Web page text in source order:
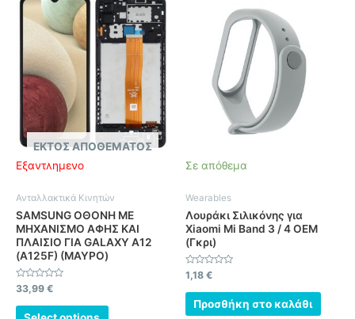
ΕΚΤΌΣ ΑΠΟΘΈΜΑΤΟΣ
Εξαντλημένο
Ανταλλακτικά Κινητών
SAMSUNG ΟΘΟΝΗ ΜΕ
ΜΗΧΑΝΙΣΜΟ ΑΦΗΣ ΚΑΙ
ΠΛΑΙΣΙΟ ΓΙΑ GALAXY A12
(A125F) (ΜΑΥΡΟ)
Βαθμολογήθηκε
με
0
από
33,99 €
Σε απόθεμα
Wearables
Λουράκι Σιλικόνης για
Xiaomi Mi Band 3 / 4 OEM
(Γκρι)
Βαθμολογήθηκε
με
0
από
1,18 €
Προσθήκη στο καλάθι